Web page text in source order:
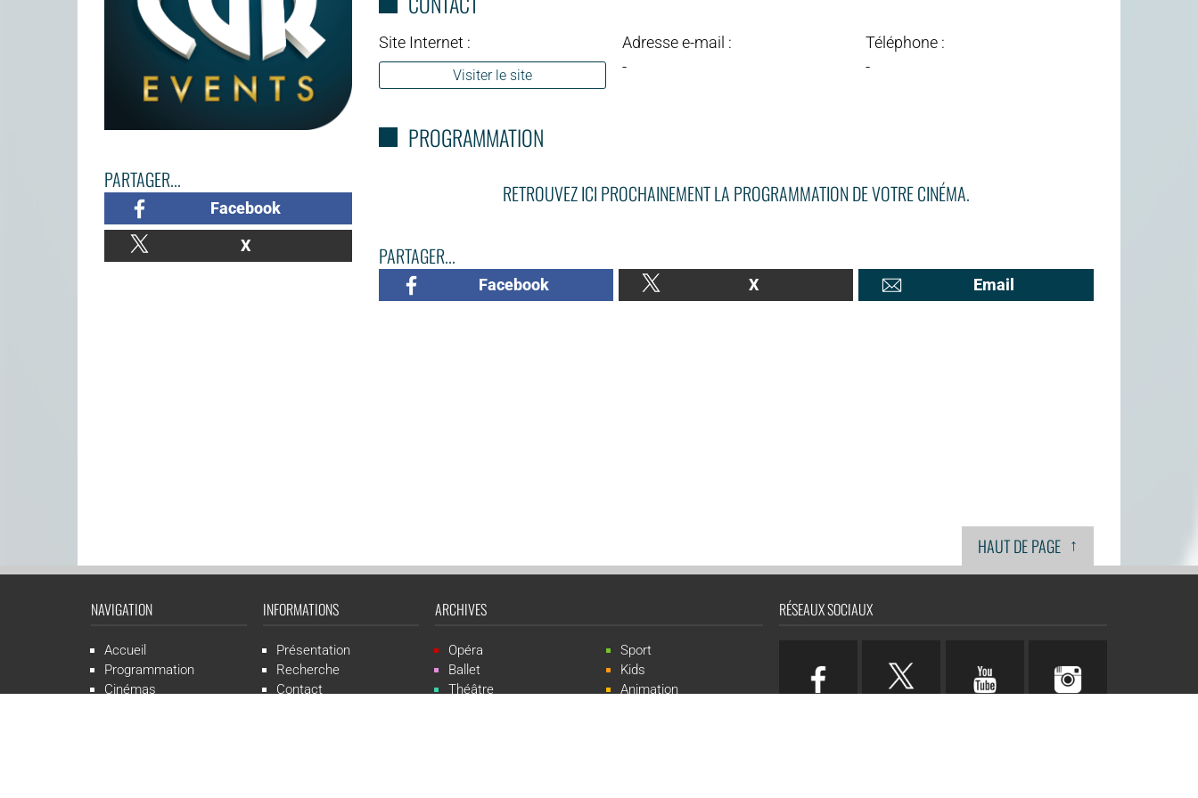
PARTAGER...
Facebook
X
Site Internet :
Visiter le site
Adresse e-mail :
-
Téléphone :
-
PROGRAMMATION
RETROUVEZ ICI PROCHAINEMENT LA PROGRAMMATION DE VOTRE CINÉMA.
PARTAGER...
Facebook X Email
HAUT DE PAGE ↑
NAVIGATION
Accueil
Programmation
Cinémas
INFORMATIONS
Présentation
Recherche
Contact
ARCHIVES
Opéra
Ballet
Théâtre
Sport
Kids
Animation
RÉSEAUX SOCIAUX